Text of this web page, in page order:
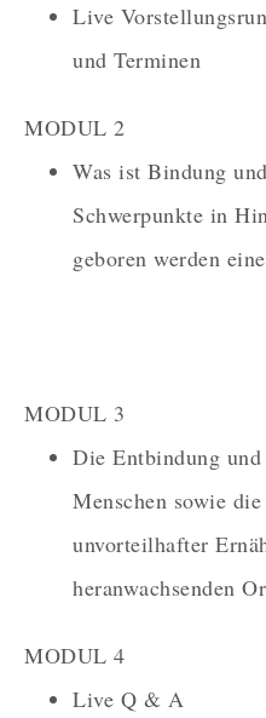
Live
und Terminen
MODUL 2
Was ist Bindung
Schwerpunkte in
geboren werden
MODUL 3
Die Entbindung
Menschen sowie
unvorteilhafter
heranwachsenden
MODUL 4
Live Q & A